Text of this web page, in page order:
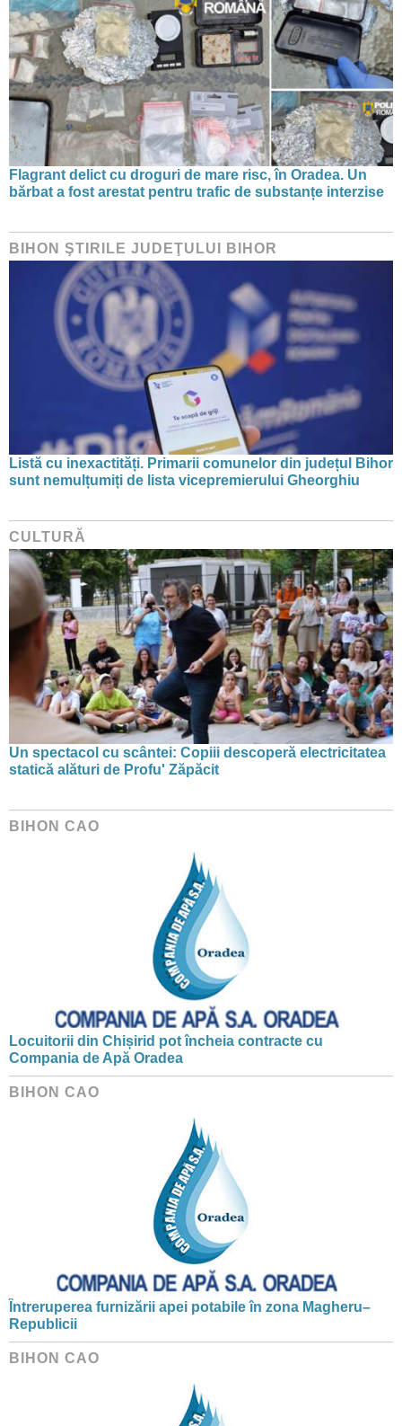
Flagrant delict cu droguri de mare risc, în Oradea. Un
bărbat a fost arestat pentru trafic de substanțe interzise
BIHON ŞTIRILE JUDEŢULUI BIHOR
Listă cu inexactități. Primarii comunelor din județul Bihor
sunt nemulțumiți de lista vicepremierului Gheorghiu
CULTURĂ
Un spectacol cu scântei: Copiii descoperă electricitatea
statică alături de Profu' Zăpăcit
BIHON CAO
Locuitorii din Chișirid pot încheia contracte cu
Compania de Apă Oradea
BIHON CAO
Întreruperea furnizării apei potabile în zona Magheru–
Republicii
BIHON CAO